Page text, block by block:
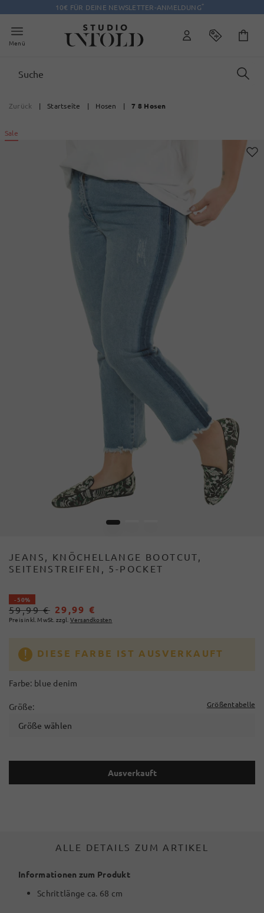
10€ FÜR DEINE NEWSLETTER-ANMELDUNG*
Menü
Zurück | Startseite | Hosen | 7 8 Hosen
Sale
1
JEANS, KNÖCHELLANGE BOOTCUT,
SEITENSTREIFEN, 5-POCKET
- 50%
59,99 € 29,99 €
Preis inkl. MwSt. zzgl. Versandkosten
DIESE FARBE IST AUSVERKAUFT
Farbe: blue denim
Größe: Größentabelle
Größe wählen
Ausverkauft
ALLE DETAILS ZUM ARTIKEL
Informationen zum Produkt
Schrittlänge ca. 68 cm